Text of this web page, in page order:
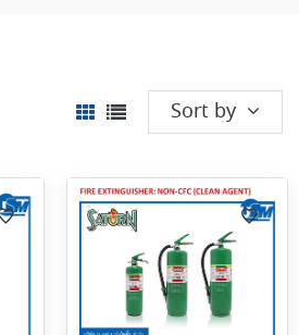
Sort by